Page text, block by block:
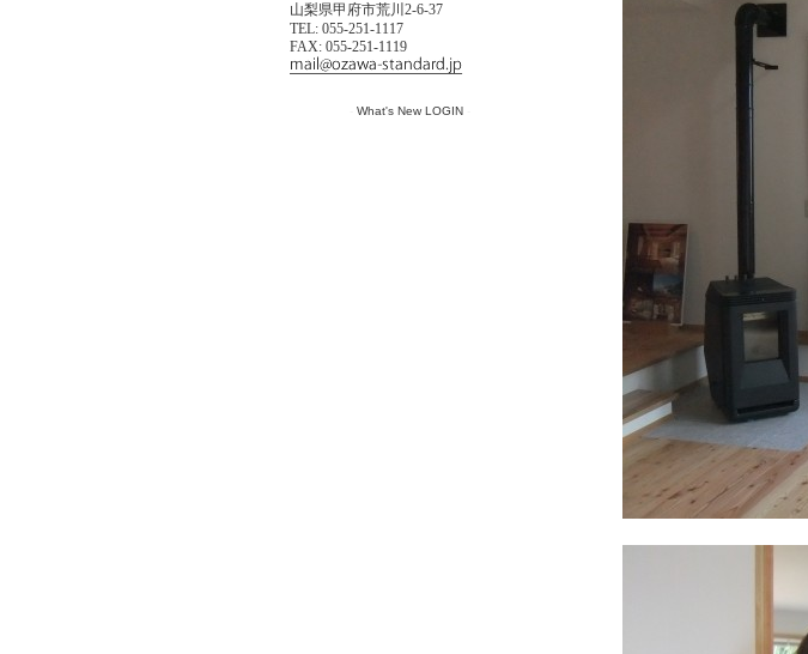
山梨県甲府市荒川2-6-37
TEL: 055-251-1117
FAX: 055-251-1119
What's New LOGIN-